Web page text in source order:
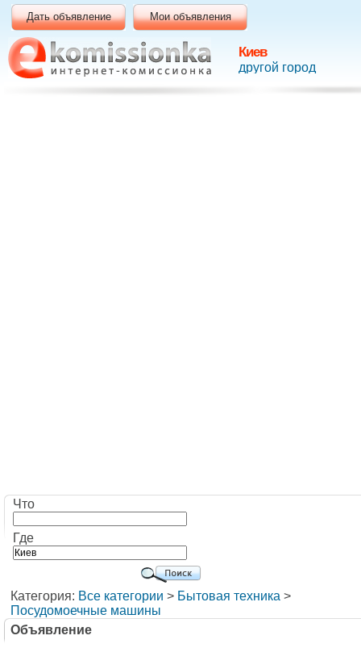
Киев
другой город
Дать объявление Мои объявления
Что
Где
Категория: Все категории > Бытовая техника >
Посудомоечные машины
Объявление